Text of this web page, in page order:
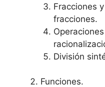
Fracciones
fracciones.
División
Funciones.